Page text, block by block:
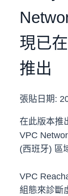
現已
推出
張貼日期:
在此版本推
VPC
(西班牙) 區
VPC
組態來診斷